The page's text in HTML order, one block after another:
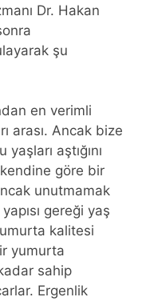
Dr. Hakan
şu
en verimli
arası. Ancak bize
aştığını
göre bir
unutmamak
gereği yaş
kalitesi
yumurta
sahip
Ergenlik